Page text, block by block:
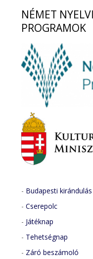
NÉMET
PROGRAMOK
- Budapesti
-Cserepolc
- Játéknap
- Tehetségnap
- Záró beszámoló